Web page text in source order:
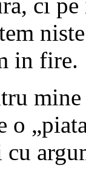
in fire.
o